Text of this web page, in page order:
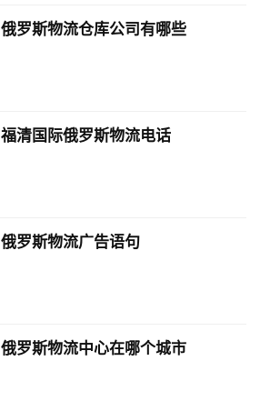
俄罗斯物流仓库公司有哪些
福清国际俄罗斯物流电话
俄罗斯物流广告语句
俄罗斯物流中心在哪个城市